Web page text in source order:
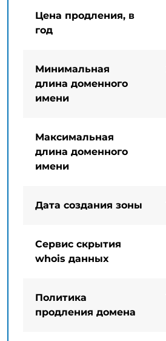
Цена продления, в
год
Минимальная
длина доменного
имени
Максимальная
длина доменного
имени
Дата создания зоны
Сервис скрытия
whois данных
Политика
продления домена